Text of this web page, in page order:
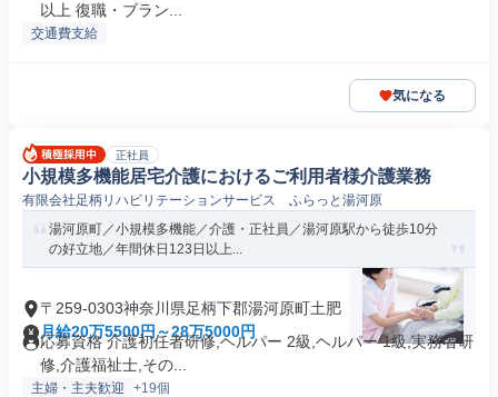
以上 復職・ブラン...
交通費支給
気になる
正社員
小規模多機能居宅介護におけるご利用者様介護業務
有限会社足柄リハビリテーションサービス ふらっと湯河原
湯河原町／小規模多機能／介護・正社員／湯河原駅から徒歩10分
の好立地／年間休日123日以上...
〒259-0303神奈川県足柄下郡湯河原町土肥
月給20万5500円～28万5000円
応募資格 介護初任者研修,ヘルパー 2級,ヘルパー 1級,実務者研
修,介護福祉士,その...
主婦・主夫歓迎 +19個